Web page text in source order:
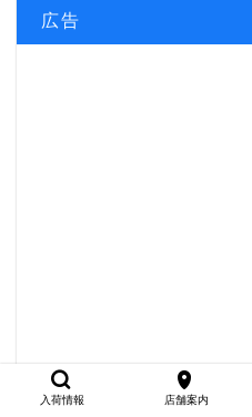
広告
入荷情報 店舗案内